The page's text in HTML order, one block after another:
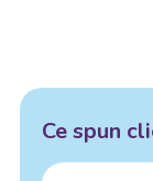
Ce spun